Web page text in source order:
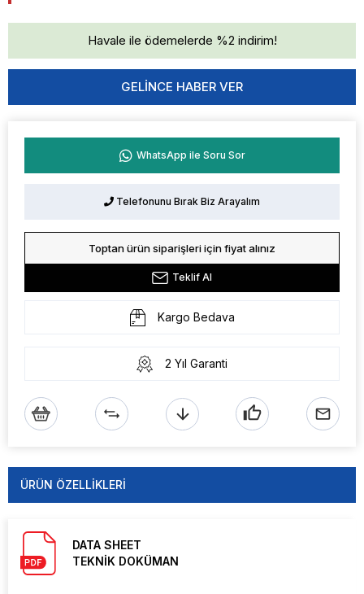
Havale ile ödemelerde %2 indirim!
GELINCE HABER VER
WhatsApp ile Soru Sor
Telefonunu Bırak Biz Arayalım
Toptan ürün siparişleri için fiyat alınız
Teklif Al
Kargo Bedava
2 Yıl Garanti
ÜRÜN ÖZELLIKLERI
DATA SHEET
TEKNİK DOKÜMAN